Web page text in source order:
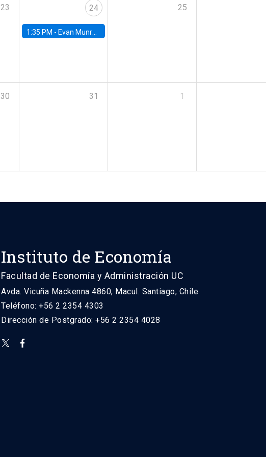
23 24
1:35 PM - Evan Munro, Neyman Visiting Assistant Professor in the Department of Statistics at UC Berkeley
25
30 31 1
Instituto de Economía
Facultad de Economía y Administración UC
Avda. Vicuña Mackenna 4860, Macul. Santiago, Chile
Teléfono: +56 2 2354 4303
Dirección de Postgrado: +56 2 2354 4028